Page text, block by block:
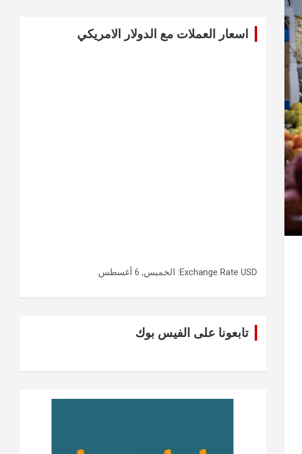
اسعار العملات مع الدولار الامريكي
Exchange Rate USD : الخميس, 6 أغسطس.
تابعونا على الفيس بوك